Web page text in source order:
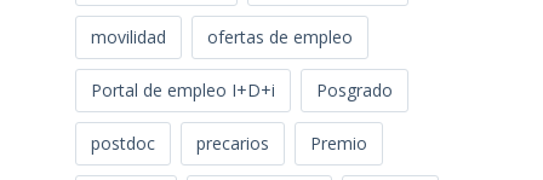
movilidad ofertas de empleo
Portal de empleo I+D+i Posgrado
postdoc precarios Premio